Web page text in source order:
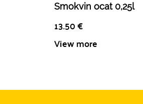
Smokvin ocat 0,25l
13.50€
View more